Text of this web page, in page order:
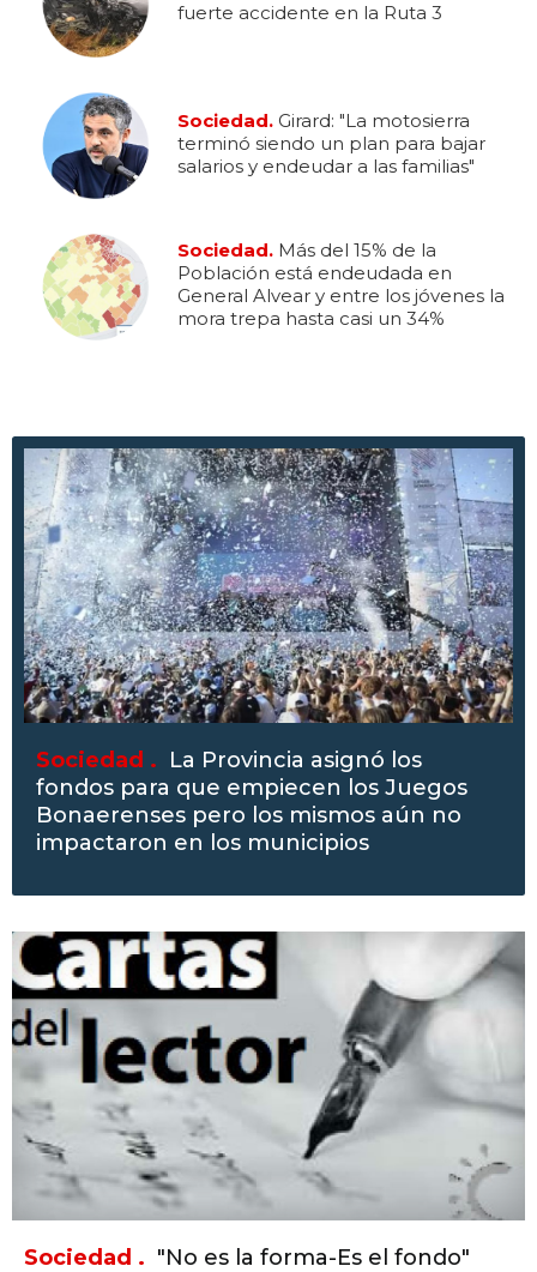
fuerte accidente en la Ruta 3
Sociedad. Girard: "La motosierra
terminó siendo un plan para bajar
salarios y endeudar a las familias"
Sociedad. Más del 15% de la
Población está endeudada en
General Alvear y entre los jóvenes la
mora trepa hasta casi un 34%
Sociedad . La Provincia asignó los
fondos para que empiecen los Juegos
Bonaerenses pero los mismos aún no
impactaron en los municipios
Sociedad . "No es la forma-Es el fondo"